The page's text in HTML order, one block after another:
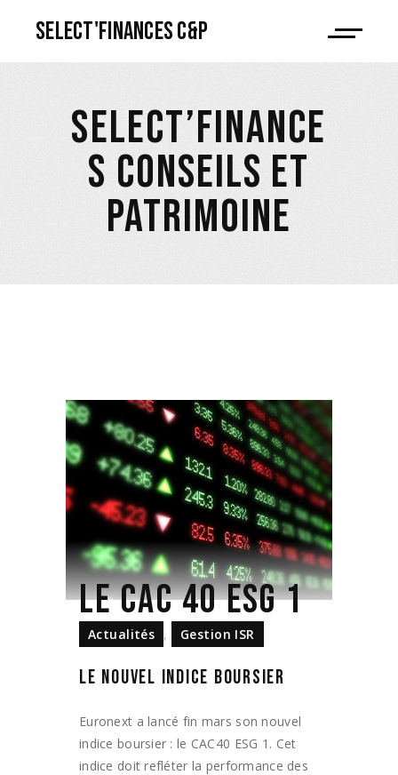
Select'Finances C&P
SELECT’FINANCE
S CONSEILS ET
PATRIMOINE
LE CAC 40 ESG 1
Actualités , Gestion ISR
LE NOUVEL INDICE BOURSIER
Euronext a lancé fin mars son nouvel
indice boursier : le CAC40 ESG 1. Cet
indice doit refléter la performance des